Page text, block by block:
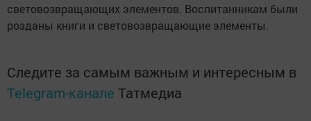
световозвращающих элементов. Воспитанникам были
розданы книги и световозвращающие элементы.
Следите за самым важным и интересным в
Telegram-канале Татмедиа